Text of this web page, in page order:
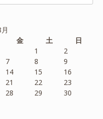
金 土
日
1
2
7 8
9
14 15
16
21 22
23
28 29
30